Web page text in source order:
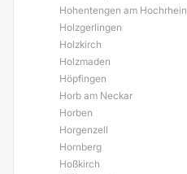
Hohentengen am Hochrhein
Holzgerlingen
Holzkirch
Holzmaden
Höpfingen
Horb am Neckar
Horben
Horgenzell
Hornberg
Hoßkirch